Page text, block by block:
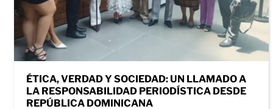
ÉTICA, VERDAD Y SOCIEDAD: UN LLAMADO A
LA RESPONSABILIDAD PERIODÍSTICA DESDE
REPÚBLICA DOMINICANA